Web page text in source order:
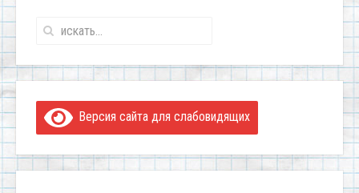
Версия сайта для слабовидящих